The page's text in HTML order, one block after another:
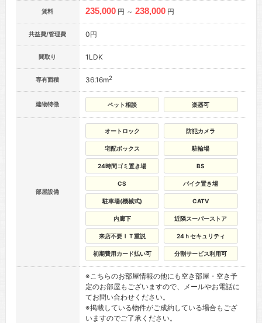
賃料 235,000 円 ～ 238,000 円
共益費/管理費 0円
間取り 1LDK
専有面積 36.16m2
建物特徴 ペット相談 楽器可
部屋設備
オートロック 防犯カメラ
宅配ボックス 駐輪場
24時間ゴミ置き場 BS
CS バイク置き場
駐車場(機械式) CATV
内廊下 近隣スーパーストア
来店不要ＩＴ重説 24ｈセキュリティ
初期費用カード払い可 分割サービス利用可
※こちらのお部屋情報の他にも空き部屋・空き予
定のお部屋もございますので、メールやお電話に
てお問い合わせください。
※掲載している物件がご成約している場合もござ
いますのでご了承ください。